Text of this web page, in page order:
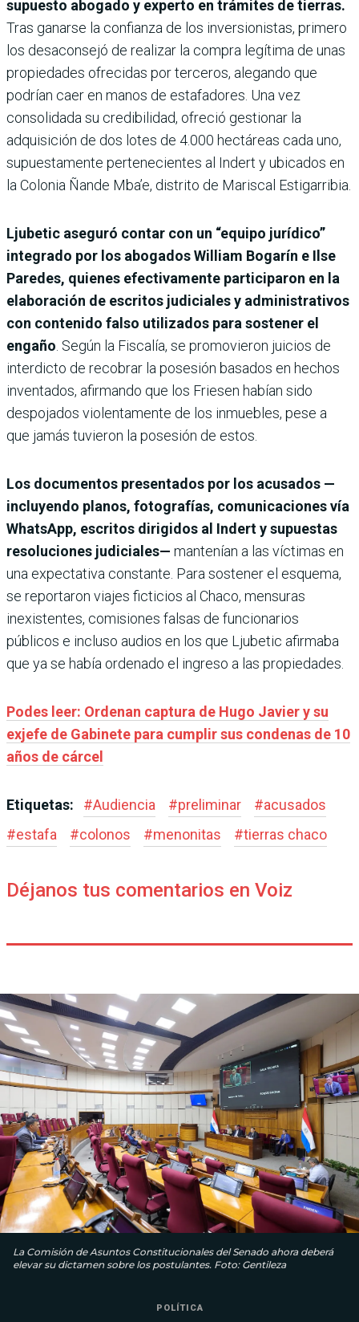
supuesto abogado y experto en trámites de tierras.
Tras ganarse la confianza de los inversionistas, primero
los desaconsejó de realizar la compra legítima de unas
propiedades ofrecidas por terceros, alegando que
podrían caer en manos de estafadores. Una vez
consolidada su credibilidad, ofreció gestionar la
adquisición de dos lotes de 4.000 hectáreas cada uno,
supuestamente pertenecientes al Indert y ubicados en
la Colonia Ñande Mba’e, distrito de Mariscal Estigarribia.
Ljubetic aseguró contar con un “equipo jurídico”
integrado por los abogados William Bogarín e Ilse
Paredes, quienes efectivamente participaron en la
elaboración de escritos judiciales y administrativos
con contenido falso utilizados para sostener el
engaño . Según la Fiscalía, se promovieron juicios de
interdicto de recobrar la posesión basados en hechos
inventados, afirmando que los Friesen habían sido
despojados violentamente de los inmuebles, pese a
que jamás tuvieron la posesión de estos.
Los documentos presentados por los acusados —
incluyendo planos, fotografías, comunicaciones vía
WhatsApp, escritos dirigidos al Indert y supuestas
resoluciones judiciales— mantenían a las víctimas en
una expectativa constante. Para sostener el esquema,
se reportaron viajes ficticios al Chaco, mensuras
inexistentes, comisiones falsas de funcionarios
públicos e incluso audios en los que Ljubetic afirmaba
que ya se había ordenado el ingreso a las propiedades.
Podes leer: Ordenan captura de Hugo Javier y su
exjefe de Gabinete para cumplir sus condenas de 10
años de cárcel
Etiquetas: #Audiencia #preliminar #acusados
#estafa #colonos #menonitas #tierras chaco
Déjanos tus comentarios en Voiz
La Comisión de Asuntos Constitucionales del Senado ahora deberá
elevar su dictamen sobre los postulantes. Foto: Gentileza
POLÍTICA